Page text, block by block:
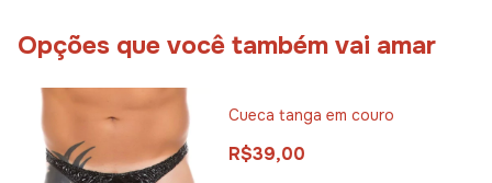
Opções que você também vai amar
Cueca tanga em couro
R$39,00